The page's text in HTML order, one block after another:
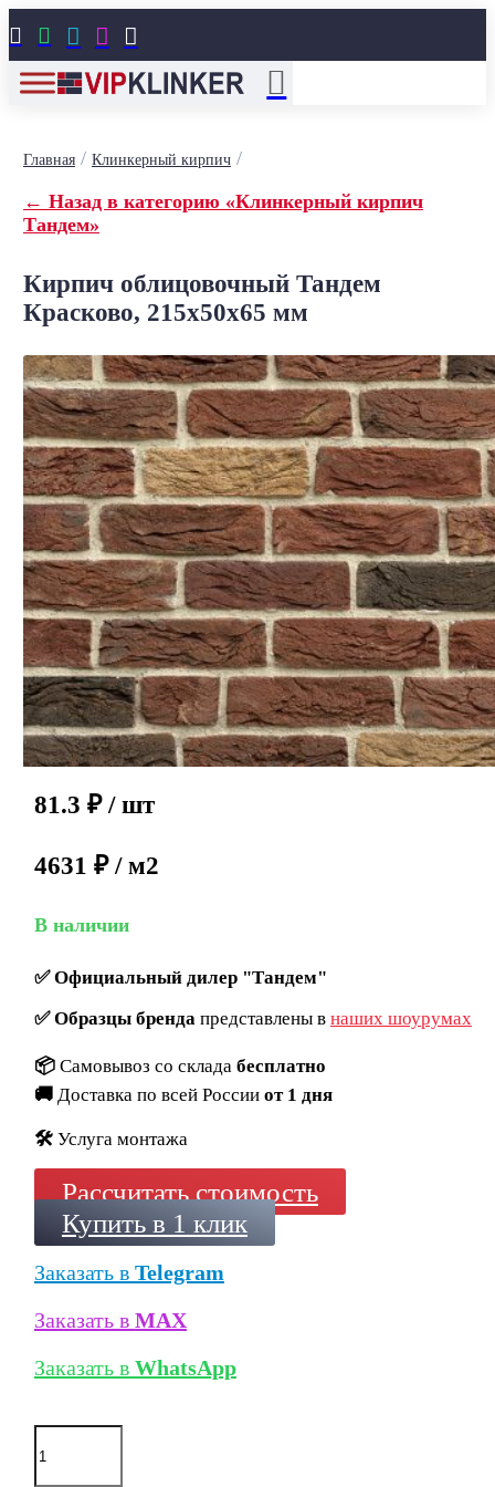
    
Главная/ Клинкерный кирпич/
← Назад в категорию «Клинкерный кирпич
Тандем»
Кирпич облицовочный Тандем
Красково, 215x50x65 мм
81.3 ₽ / шт
4631 ₽ / м2
В наличии
✅Официальный дилер "Тандем"
✅Образцы брендапредставлены в наших шоурумах
📦 Самовывоз со склада бесплатно
🚚 Доставка по всей России от 1 дня
🛠️ Услуга монтажа
Рассчитать стоимость
Купить в 1 клик
Заказать в Telegram
Заказать в MAX
Заказать в WhatsApp
Количество
товара